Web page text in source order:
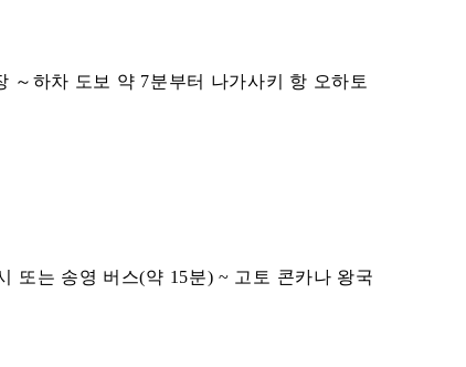
～하차 도보 약 7분부터 나가사키 항 오하토
또는 송영 버스(약 15분) ~ 고토 콘카나 왕국